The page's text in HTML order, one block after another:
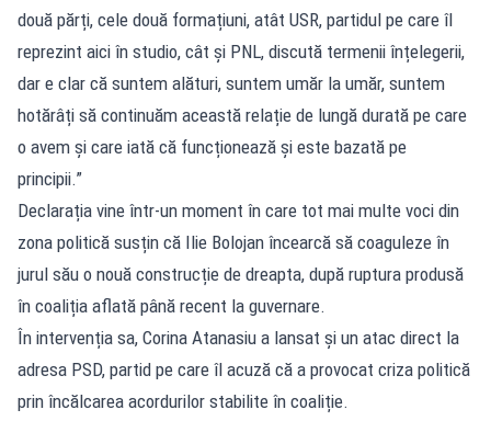
două părți, cele două formațiuni, atât USR, partidul pe care îl
reprezint aici în studio, cât și PNL, discută termenii înțelegerii,
dar e clar că suntem alături, suntem umăr la umăr, suntem
hotărâți să continuăm această relație de lungă durată pe care
o avem și care iată că funcționează și este bazată pe
principii.”
Declarația vine într-un moment în care tot mai multe voci din
zona politică susțin că Ilie Bolojan încearcă să coaguleze în
jurul său o nouă construcție de dreapta, după ruptura produsă
în coaliția aflată până recent la guvernare.
În intervenția sa, Corina Atanasiu a lansat și un atac direct la
adresa PSD, partid pe care îl acuză că a provocat criza politică
prin încălcarea acordurilor stabilite în coaliție.